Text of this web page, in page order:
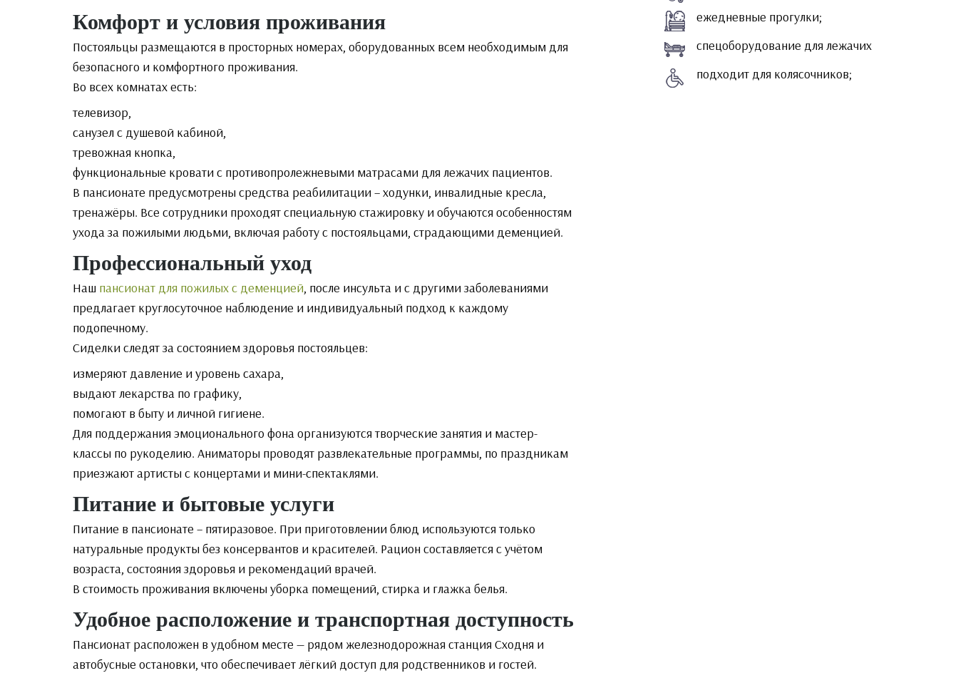
Комфорт и условия проживания
Постояльцы размещаются в просторных номерах, оборудованных всем необходимым для
безопасного и комфортного проживания.
Во всех комнатах есть:
телевизор,
санузел с душевой кабиной,
тревожная кнопка,
функциональные кровати с противопролежневыми матрасами для лежачих пациентов.
В пансионате предусмотрены средства реабилитации – ходунки, инвалидные кресла,
тренажёры. Все сотрудники проходят специальную стажировку и обучаются особенностям
ухода за пожилыми людьми, включая работу с постояльцами, страдающими деменцией.
Профессиональный уход
Наш пансионат для пожилых с деменцией, после инсульта и с другими заболеваниями
предлагает круглосуточное наблюдение и индивидуальный подход к каждому
подопечному.
Сиделки следят за состоянием здоровья постояльцев:
измеряют давление и уровень сахара,
выдают лекарства по графику,
помогают в быту и личной гигиене.
Для поддержания эмоционального фона организуются творческие занятия и мастер-
классы по рукоделию. Аниматоры проводят развлекательные программы, по праздникам
приезжают артисты с концертами и мини-спектаклями.
Питание и бытовые услуги
Питание в пансионате – пятиразовое. При приготовлении блюд используются только
натуральные продукты без консервантов и красителей. Рацион составляется с учётом
возраста, состояния здоровья и рекомендаций врачей.
В стоимость проживания включены уборка помещений, стирка и глажка белья.
Удобное расположение и транспортная доступность
Пансионат расположен в удобном месте — рядом железнодорожная станция Сходня и
автобусные остановки, что обеспечивает лёгкий доступ для родственников и гостей.
ежедневные прогулки;
спецоборудование для лежачих
подходит для колясочников;